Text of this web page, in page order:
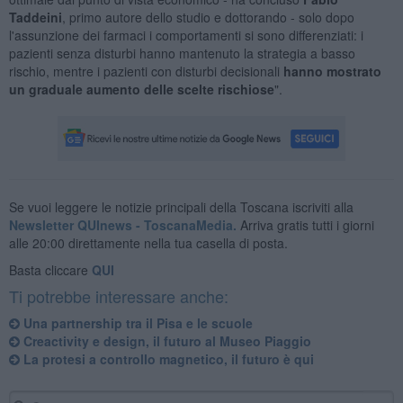
Taddeini , primo autore dello studio e dottorando - solo dopo
l'assunzione dei farmaci i comportamenti si sono differenziati: i
pazienti senza disturbi hanno mantenuto la strategia a basso
rischio, mentre i pazienti con disturbi decisionali hanno mostrato
un graduale aumento delle scelte rischiose".
Se vuoi leggere le notizie principali della Toscana iscriviti alla
Newsletter QUInews - ToscanaMedia. Arriva gratis tutti i giorni
alle 20:00 direttamente nella tua casella di posta.
Basta cliccare QUI
Ti potrebbe interessare anche:
Una partnership tra il Pisa e le scuole
Creactivity e design, il futuro al Museo Piaggio
La protesi a controllo magnetico, il futuro è qui